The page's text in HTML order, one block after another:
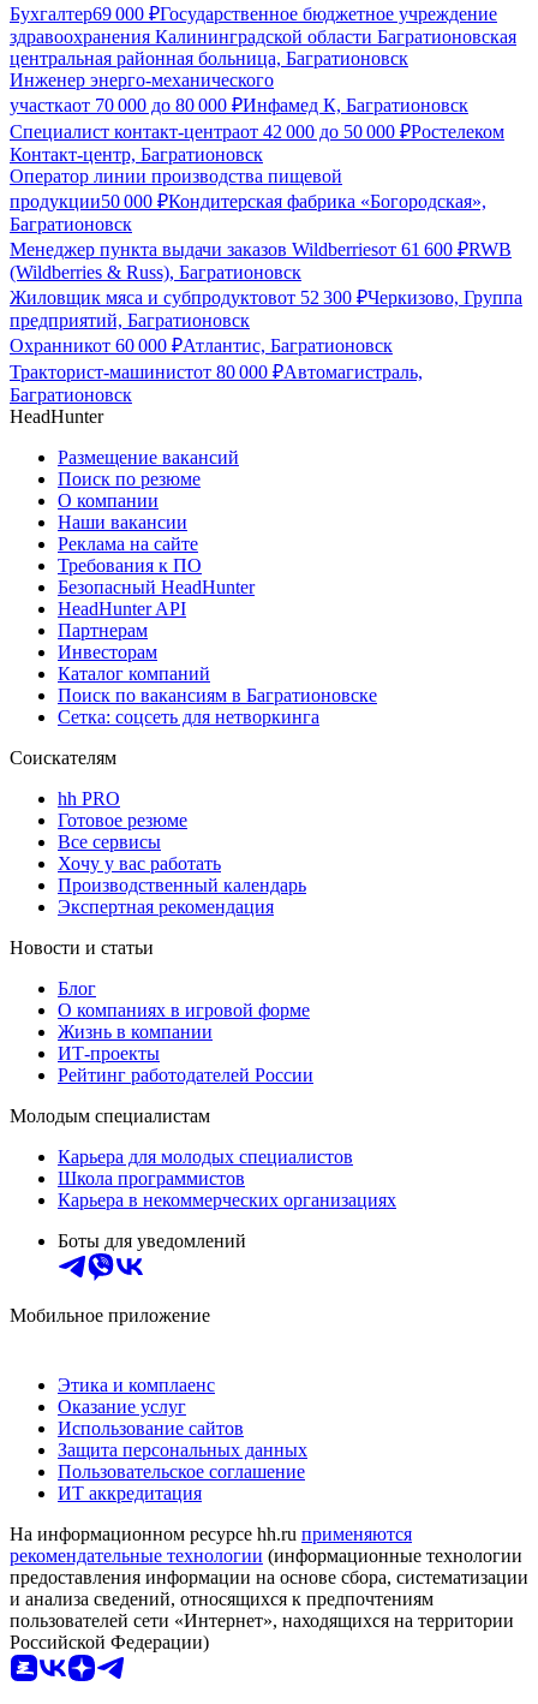
Бухгалтер69 000 ₽Государственное бюджетное учреждение
здравоохранения Калининградской области Багратионовская
центральная районная больница, Багратионовск
Инженер энерго-механического
участкаот 70 000 до 80 000 ₽Инфамед К, Багратионовск
Специалист контакт-центраот 42 000 до 50 000 ₽Ростелеком
Контакт-центр, Багратионовск
Оператор линии производства пищевой
продукции50 000 ₽Кондитерская фабрика «Богородская»,
Багратионовск
Менеджер пункта выдачи заказов Wildberriesот 61 600 ₽RWB
(Wildberries & Russ), Багратионовск
Жиловщик мяса и субпродуктовот 52 300 ₽Черкизово, Группа
предприятий, Багратионовск
Охранникот 60 000 ₽Атлантис, Багратионовск
Тракторист-машинистот 80 000 ₽Автомагистраль,
Багратионовск
HeadHunter
Размещение вакансий
Поиск по резюме
О компании
Наши вакансии
Реклама на сайте
Требования к ПО
Безопасный HeadHunter
HeadHunter API
Партнерам
Инвесторам
Каталог компаний
Поиск по вакансиям в Багратионовске
Сетка: соцсеть для нетворкинга
Соискателям
hh PRO
Готовое резюме
Все сервисы
Хочу у вас работать
Производственный календарь
Экспертная рекомендация
Новости и статьи
Блог
О компаниях в игровой форме
Жизнь в компании
ИТ-проекты
Рейтинг работодателей России
Молодым специалистам
Карьера для молодых специалистов
Школа программистов
Карьера в некоммерческих организациях
Боты для уведомлений
Мобильное приложение
Этика и комплаенс
Оказание услуг
Использование сайтов
Защита персональных данных
Пользовательское соглашение
ИТ аккредитация
На информационном ресурсе hh.ru применяются
рекомендательные технологии (информационные технологии
предоставления информации на основе сбора, систематизации
и анализа сведений, относящихся к предпочтениям
пользователей сети «Интернет», находящихся на территории
Российской Федерации)